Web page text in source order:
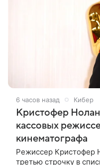
6 часов назад Кибер
Кристофер
кассовых
кинематографа
Режиссер Кристофер
третью строчку в